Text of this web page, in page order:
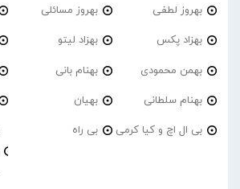
بهروز لطفی بهروز مسائلی
بهزاد پکس بهزاد لیتو
بهمن محمودی بهنام بانی
بهنام سلطانی بهیان
بی ال اچ و کیا کرمی بی راه